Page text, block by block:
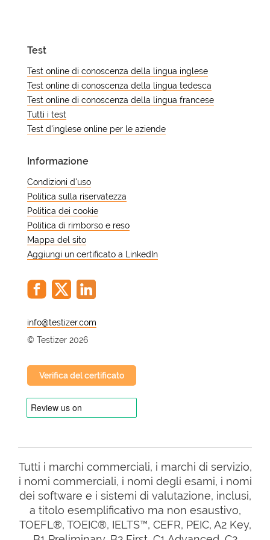
avanzate. Un risultato da principiante
è comunque utile perché mostra da
dove parte lo studente. Ciò rende più
facile pianificare il passo successivo
dello studio.
Test
Test online di conoscenza della lingua inglese
Test online di conoscenza della lingua tedesca
Test online di conoscenza della lingua francese
Tutti i test
Test d'inglese online per le aziende
Informazione
Condizioni d'uso
Politica sulla riservatezza
Politica dei cookie
Politica di rimborso e reso
Mappa del sito
Aggiungi un certificato a LinkedIn
@
© Testizer 2026
Verifica del certificato
Tutti i marchi commerciali, i marchi di servizio,
i nomi commerciali, i nomi degli esami, i nomi
dei software e i sistemi di valutazione, inclusi,
a titolo esemplificativo ma non esaustivo,
TOEFL®, TOEIC®, IELTS™, CEFR, PEIC, A2 Key,